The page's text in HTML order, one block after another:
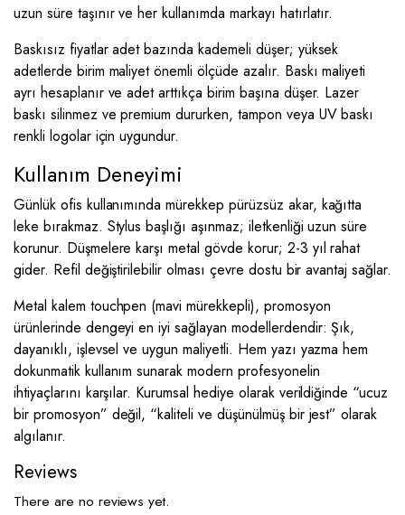
uzun süre taşınır ve her kullanımda markayı hatırlatır.
Baskısız fiyatlar adet bazında kademeli düşer; yüksek
adetlerde birim maliyet önemli ölçüde azalır. Baskı maliyeti
ayrı hesaplanır ve adet arttıkça birim başına düşer. Lazer
baskı silinmez ve premium dururken, tampon veya UV baskı
renkli logolar için uygundur.
Kullanım Deneyimi
Günlük ofis kullanımında mürekkep pürüzsüz akar, kağıtta
leke bırakmaz. Stylus başlığı aşınmaz; iletkenliği uzun süre
korunur. Düşmelere karşı metal gövde korur; 2-3 yıl rahat
gider. Refil değiştirilebilir olması çevre dostu bir avantaj sağlar.
Metal kalem touchpen (mavi mürekkepli), promosyon
ürünlerinde dengeyi en iyi sağlayan modellerdendir: Şık,
dayanıklı, işlevsel ve uygun maliyetli. Hem yazı yazma hem
dokunmatik kullanım sunarak modern profesyonelin
ihtiyaçlarını karşılar. Kurumsal hediye olarak verildiğinde “ucuz
bir promosyon” değil, “kaliteli ve düşünülmüş bir jest” olarak
algılanır.
Reviews
There are no reviews yet.